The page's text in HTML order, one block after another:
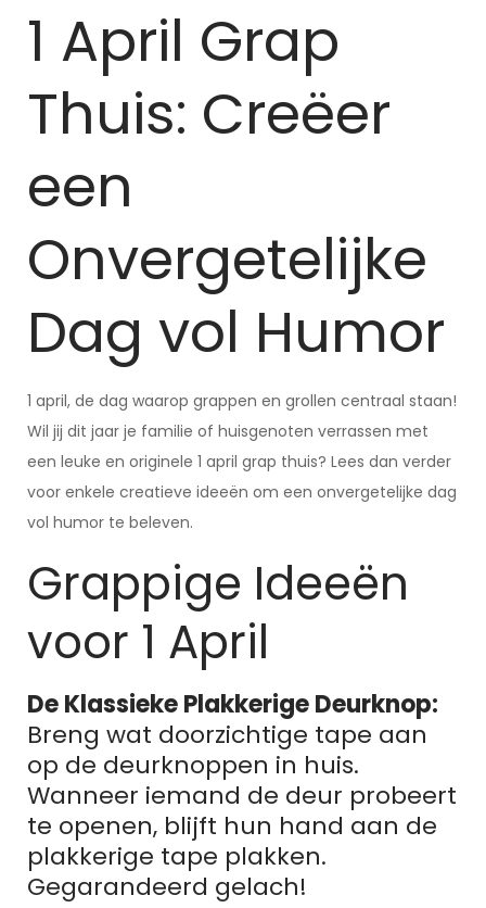
1 April Grap
Thuis: Creëer
een
Onvergetelijke
Dag vol Humor
1 april, de dag waarop grappen en grollen centraal staan!
Wil jij dit jaar je familie of huisgenoten verrassen met
een leuke en originele 1 april grap thuis? Lees dan verder
voor enkele creatieve ideeën om een onvergetelijke dag
vol humor te beleven.
Grappige Ideeën
voor 1 April
De Klassieke Plakkerige Deurknop:
Breng wat doorzichtige tape aan
op de deurknoppen in huis.
Wanneer iemand de deur probeert
te openen, blijft hun hand aan de
plakkerige tape plakken.
Gegarandeerd gelach!